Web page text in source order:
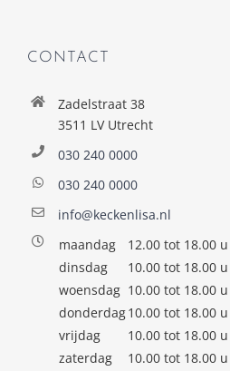
CONTACT
Zadelstraat 38
3511 LV Utrecht
030 240 0000
030 240 0000
info@keckenlisa.nl
maandag
12.00 tot 18.00 u
dinsdag
10.00 tot 18.00 u
woensdag 10.00 tot 18.00 u
donderdag10.00 tot 18.00 u
vrijdag
10.00 tot 18.00 u
zaterdag
10.00 tot 18.00 u